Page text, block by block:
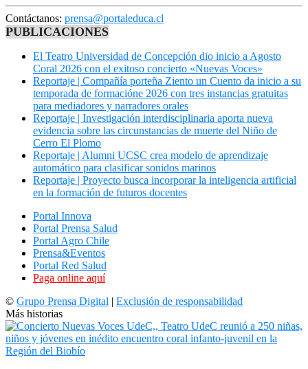
Contáctanos: prensa@portaleduca.cl
PUBLICACIONES
El Teatro Universidad de Concepción dio inicio a Agosto
Coral 2026 con el exitoso concierto «Nuevas Voces»
Reportaje | Compañía porteña Ziento un Cuento da inicio a su
temporada de formacióne 2026 con tres instancias gratuitas
para mediadores y narradores orales
Reportaje | Investigación interdisciplinaria aporta nueva
evidencia sobre las circunstancias de muerte del Niño de
Cerro El Plomo
Reportaje | Alumni UCSC crea modelo de aprendizaje
automático para clasificar sonidos marinos
Reportaje | Proyecto busca incorporar la inteligencia artificial
en la formación de futuros docentes
Portal Innova
Portal Prensa Salud
Portal Agro Chile
Prensa&Eventos
Portal Red Salud
Paga online aquí
© Grupo Prensa Digital | Exclusión de responsabilidad
Más historias